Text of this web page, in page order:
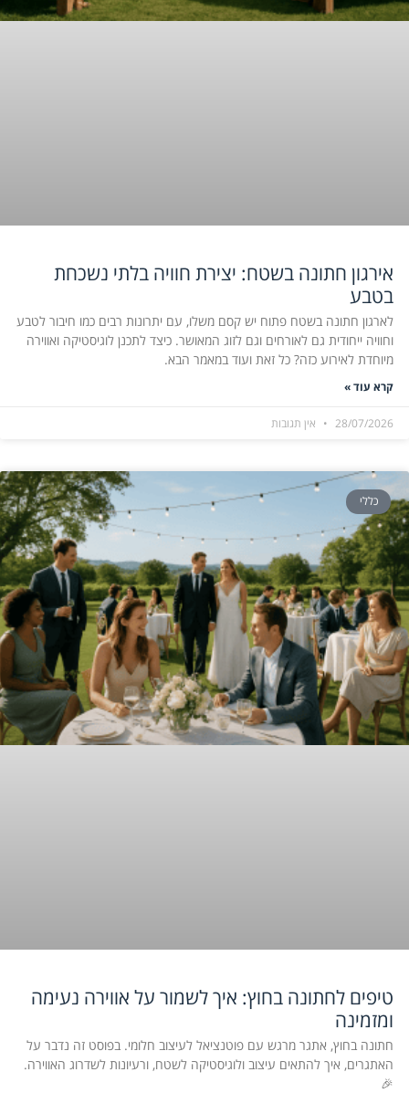
אירגון חתונה בשטח: יצירת חוויה בלתי נשכחת
בטבע
לארגון חתונה בשטח פתוח יש קסם משלו, עם יתרונות רבים כמו חיבור לטבע
וחוויה ייחודית גם לאורחים וגם לזוג המאושר. כיצד לתכנן לוגיסטיקה ואווירה
מיוחדת לאירוע כזה? כל זאת ועוד במאמר הבא.
קרא עוד »
28/07/2026 אין תגובות
כללי
טיפים לחתונה בחוץ: איך לשמור על אווירה נעימה
ומזמינה
חתונה בחוץ, אתגר מרגש עם פוטנציאל לעיצוב חלומי. בפוסט זה נדבר על
האתגרים, איך להתאים עיצוב ולוגיסטיקה לשטח, ורעיונות לשדרוג האווירה.
🎉